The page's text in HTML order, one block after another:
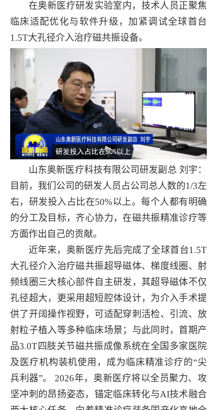
在奥新医疗研发实验室内，技术人员正聚焦
临床适配优化与软件升级，加紧调试全球首台
1.5T大孔径介入治疗磁共振设备。
山东奥新医疗科技有限公司研发副总 刘宇：
目前，我们公司的研发人员占公司总人数的1/3左
右，研发投入占比在50%以上。每个人都有明确
的分工及目标，齐心协力，在磁共振精准诊疗等
方面作出自己的贡献。
近年来，奥新医疗先后完成了全球首台1.5T
大孔径介入治疗磁共振超导磁体、梯度线圈、射
频线圈三大核心部件自主研发，其超导磁体不仅
孔径超大，更采用超短腔体设计，为介入手术提
供了开阔操作视野，可适配穿刺活检、引流、放
射粒子植入等多种临床场景；与此同时，首期产
品3.0T四肢关节磁共振成像系统在全国多家医院
及医疗机构装机使用，成为临床精准诊疗的“尖
兵利器”。 2026年，奥新医疗将以全员聚力、攻
坚冲刺的昂扬姿态，锚定临床转化与AI技术融合